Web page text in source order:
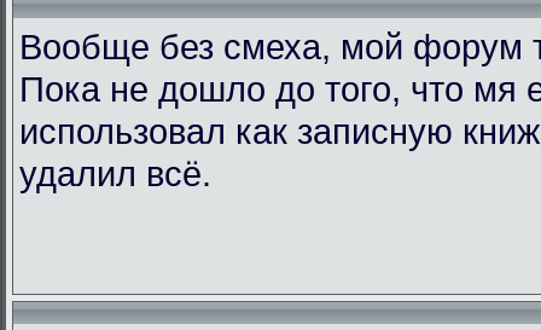
Вообще без смеха, мой форум
Пока не дошло до того, что мя
использовал как записную
удалил всё.